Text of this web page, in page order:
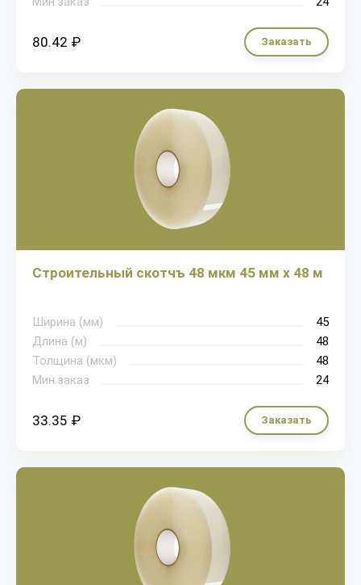
80.42 ₽ Заказать
Строительный скотчъ 48 мкм 45 мм х 48 м
Ширина (мм)
45
Длина (м)
48
Толщина (мкм)
48
Мин.заказ
24
33.35 ₽ Заказать